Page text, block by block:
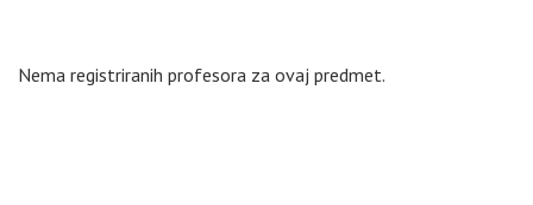
Nema registriranih profesora za ovaj predmet.